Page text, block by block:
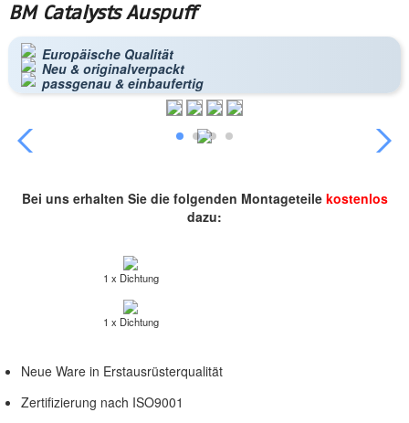
BM Catalysts Auspuff
Europäische Qualität
Neu & originalverpackt
passgenau & einbaufertig
Bei uns erhalten Sie die folgenden Montageteile kostenlos
dazu:
1 x Dichtung
1 x Dichtung
Neue Ware in Erstausrüsterqualität
Zertifizierung nach ISO9001